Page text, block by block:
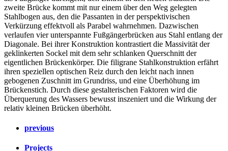
zweite Brücke kommt mit nur einem über den Weg gelegten
Stahlbogen aus, den die Passanten in der perspektivischen
Verkürzung effektvoll als Parabel wahrnehmen. Dazwischen
verlaufen vier unterspannte Fußgängerbrücken aus Stahl entlang der
Diagonale. Bei ihrer Konstruktion kontrastiert die Massivität der
geklinkerten Sockel mit dem sehr schlanken Querschnitt der
eigentlichen Brückenkörper. Die filigrane Stahlkonstruktion erfährt
ihren speziellen optischen Reiz durch den leicht nach innen
gebogenen Zuschnitt im Grundriss, und eine Überhöhung im
Brückenstich. Durch diese gestalterischen Faktoren wird die
Überquerung des Wassers bewusst inszeniert und die Wirkung der
relativ kleinen Brücken überhöht.
previous
Projects